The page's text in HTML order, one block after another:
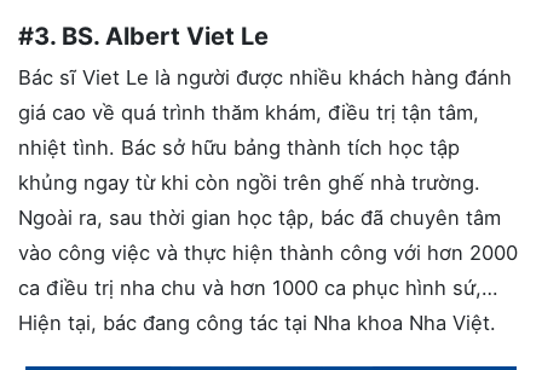
#3. BS. Albert Viet Le
Bác sĩ Viet Le là người được nhiều khách hàng đánh
giá cao về quá trình thăm khám, điều trị tận tâm,
nhiệt tình. Bác sở hữu bảng thành tích học tập
khủng ngay từ khi còn ngồi trên ghế nhà trường.
Ngoài ra, sau thời gian học tập, bác đã chuyên tâm
vào công việc và thực hiện thành công với hơn 2000
ca điều trị nha chu và hơn 1000 ca phục hình sứ,…
Hiện tại, bác đang công tác tại Nha khoa Nha Việt.